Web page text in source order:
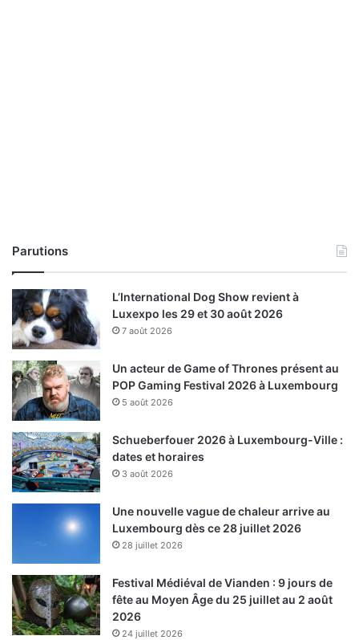
Parutions
L’International Dog Show revient à
Luxexpo les 29 et 30 août 2026
7 août 2026
Un acteur de Game of Thrones présent au
POP Gaming Festival 2026 à Luxembourg
5 août 2026
Schueberfouer 2026 à Luxembourg-Ville :
dates et horaires
3 août 2026
Une nouvelle vague de chaleur arrive au
Luxembourg dès ce 28 juillet 2026
28 juillet 2026
Festival Médiéval de Vianden : 9 jours de
fête au Moyen Âge du 25 juillet au 2 août
2026
24 juillet 2026